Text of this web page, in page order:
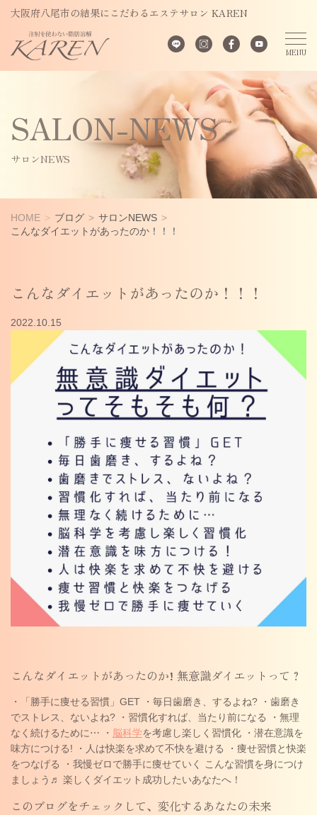
大阪府八尾市の結果にこだわるエステサロン KAREN
SALON-NEWS
サロンNEWS
HOME ブログ
サロンNEWS
こんなダイエットがあったのか！！！
こんなダイエットがあったのか！！！
2022.10.15
こんなダイエットがあったのか! 無意識ダイエットって？
・「勝手に痩せる習慣」GET ・毎日歯磨き、するよね? ・歯磨き
でストレス、ないよね? ・習慣化すれば、当たり前になる ・無理
なく続けるために⋯ ・ 脳科学を考慮し楽しく習慣化 ・潜在意識を
味方につける! ・人は快楽を求めて不快を避ける ・痩せ習慣と快楽
をつなげる ・我慢ゼロで勝手に痩せていく こんな習慣を身につけ
ましょう♬ 楽しくダイエット成功したいあなたへ！
このブログをチェックして、変化するあなたの未来